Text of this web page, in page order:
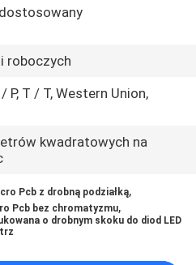
roboczych
P, T / T, Western Union,
kwadratowych na
Pcb z drobną podziałką,
Pcb bez chromatyzmu,
o drobnym skoku do diod LED